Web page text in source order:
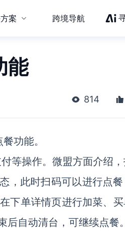
案 跨境导航
能
814
功能。
等操作。微盟方面介绍
，此时扫码可以进行点
下单详情页进行加菜、
自动清台，可继续点餐。